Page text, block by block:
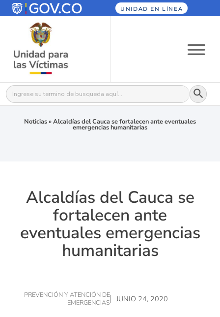
UNIDAD EN LÍNEA
Buscar: Botón
Noticias»Alcaldías del Cauca se fortalecen ante eventuales
emergencias humanitarias
Alcaldías del Cauca se
fortalecen ante
eventuales emergencias
humanitarias
PREVENCIÓN Y ATENCIÓN DE
EMERGENCIAS
JUNIO 24, 2020